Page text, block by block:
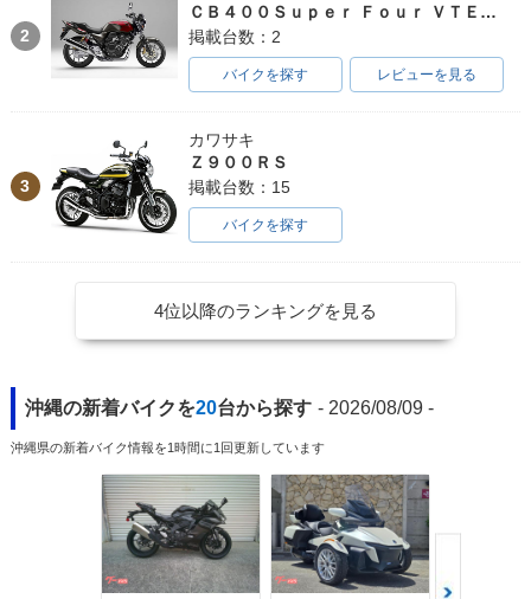
2
ＣＢ４００Ｓｕｐｅｒ Ｆｏｕｒ ＶＴＥＣ ＳＰＥＣ３
掲載台数：2
バイクを探す レビューを見る
3
カワサキ
Ｚ９００ＲＳ
掲載台数：15
バイクを探す
4位以降のランキングを見る
沖縄の新着バイクを20台から探す - 2026/08/09 -
沖縄県の新着バイク情報を1時間に1回更新しています